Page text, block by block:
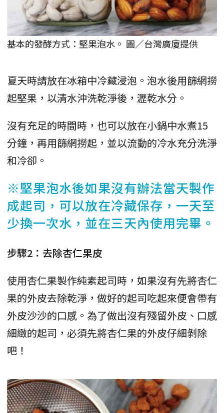
基本的發酵方式：堅果泡水。 圖／台灣廣廈提供
夏天時請放在冰箱中冷藏浸泡。泡水後用篩網撈
起堅果，以清水沖洗乾淨後，瀝乾水分。
沒有充足的時間時，也可以放在小鍋中水煮15
分鐘，再用篩網撈起，並以流動的冷水充分洗淨
和冷卻。
※堅果泡水後如果沒有辦法當天製作
成起司，可以放在冷藏保存，一天至
少換一次水，並在三天內使用完畢。
步驟2：去除杏仁果皮
使用杏仁果製作純素起司時，如果沒有先將杏仁
果的外皮去除乾淨，做好的起司吃起來便會帶有
外皮沙沙的口感。為了做出沒有殘留外皮、口感
細緻的起司，必須先將杏仁果的外皮仔細剝除
吧！